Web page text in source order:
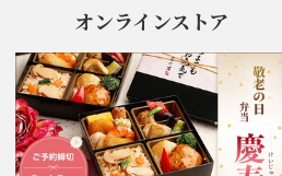
オンラインストア